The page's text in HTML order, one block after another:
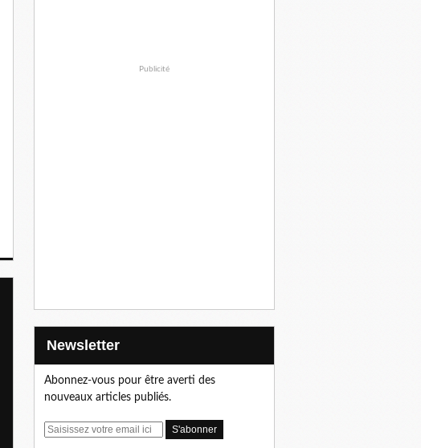
Publicité
Newsletter
Abonnez-vous pour être averti des
nouveaux articles publiés.
E